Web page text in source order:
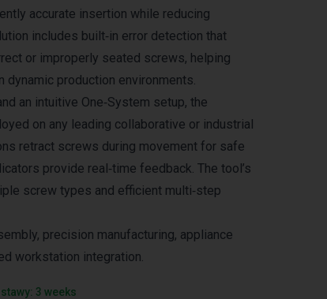
accurate insertion while reducing
includes built‑in error detection that
or improperly seated screws, helping
dynamic production environments.
an intuitive One‑System setup, the
on any leading collaborative or industrial
retract screws during movement for safe
provide real‑time feedback. The tool’s
screw types and efficient multi‑step
precision manufacturing, appliance
workstation integration.
3 weeks